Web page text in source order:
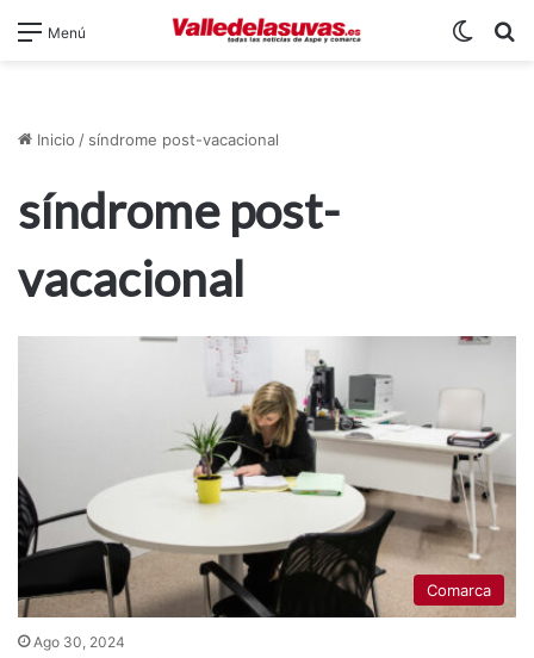
Menú
Inicio / síndrome post-vacacional
síndrome post-
vacacional
Comarca
Ago 30, 2024